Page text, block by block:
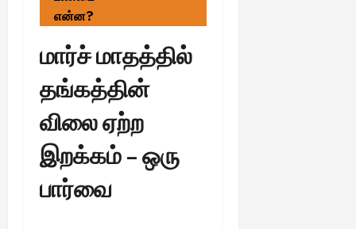
என்ன?
மார்ச் மாதத்தில்
தங்கத்தின்
விலை ஏற்ற
இறக்கம் – ஒரு
பார்வை